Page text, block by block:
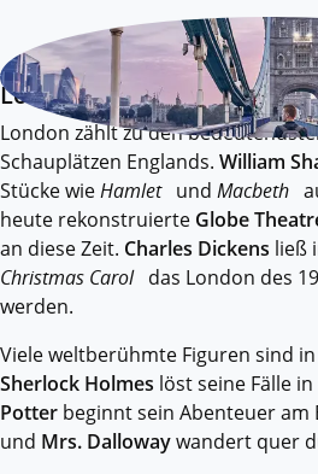
London
London zählt zu den
Schauplätzen Englands. William
Stücke wieHamlet und Macbeth
heute rekonstruierte Globe
an diese Zeit. Charles Dickens ließ
Christmas Carol das London des
werden.
Viele weltberühmte Figuren sind
Sherlock Holmes löst seine Fälle
Potter beginnt sein Abenteuer am
und Mrs. Dallowaywandert quer